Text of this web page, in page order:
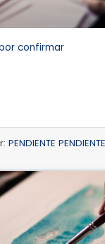
confirmar
PENDIENTE